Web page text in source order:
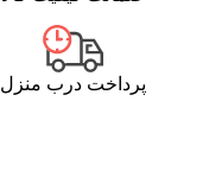
پرداخت درب منزل